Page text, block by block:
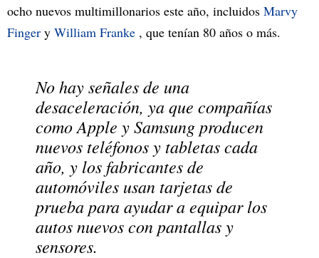
ocho nuevos multimillonarios este año, incluidos Marvy
Finger y William Franke , que tenían 80 años o más.
No hay señales de una
desaceleración, ya que compañías
como Apple y Samsung producen
nuevos teléfonos y tabletas cada
año, y los fabricantes de
automóviles usan tarjetas de
prueba para ayudar a equipar los
autos nuevos con pantallas y
sensores.